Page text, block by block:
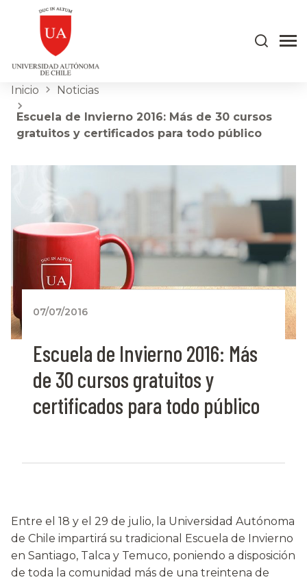
Inicio Noticias
Escuela de Invierno 2016: Más de 30 cursos
gratuitos y certificados para todo público
07/07/2016
Escuela de Invierno 2016: Más
de 30 cursos gratuitos y
certificados para todo público
Entre el 18 y el 29 de julio, la Universidad Autónoma
de Chile impartirá su tradicional Escuela de Invierno
en Santiago, Talca y Temuco, poniendo a disposición
de toda la comunidad más de una treintena de